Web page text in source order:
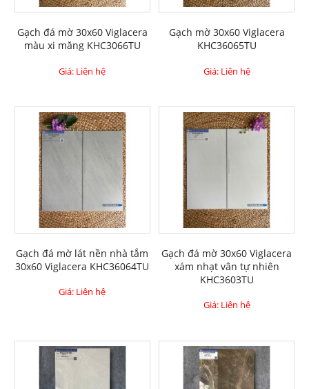
Gạch đá mờ 30x60 Viglacera
màu xi măng KHC3066TU
Giá: Liên hệ
Gạch mờ 30x60 Viglacera
KHC36065TU
Giá: Liên hệ
Gạch đá mờ lát nền nhà tắm
30x60 Viglacera KHC36064TU
Giá: Liên hệ
Gạch đá mờ 30x60 Viglacera
xám nhạt vân tự nhiên
KHC3603TU
Giá: Liên hệ